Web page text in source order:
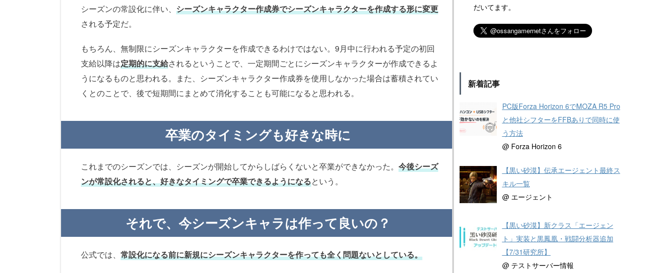
シーズンの常設化に伴い、 シーズンキャラクター作成券でシーズンキャラクターを作成する形に変更
される予定だ。
もちろん、無制限にシーズンキャラクターを作成できるわけではない。9月中に行われる予定の初回
支給以降は定期的に支給されるということで、一定期間ごとにシーズンキャラクターが作成できるよ
うになるものと思われる。また、シーズンキャラクター作成券を使用しなかった場合は蓄積されてい
くとのことで、後で短期間にまとめて消化することも可能になると思われる。
卒業のタイミングも好きな時に
これまでのシーズンでは、シーズンが開始してからしばらくないと卒業ができなかった。 今後シーズ
ンが常設化されると、好きなタイミングで卒業できるようになるという。
それで、今シーズンキャラは作って良いの？
公式では、 常設化になる前に新規にシーズンキャラクターを作っても全く問題ないとしている。
だいてます。
新着記事
PC版Forza Horizon 6でMOZA R5 Pro
と他社シフターをFFBありで同時に使
う方法
@ Forza Horizon 6
【黒い砂漠】伝承エージェント最終ス
キル一覧
@ エージェント
【黒い砂漠】新クラス「エージェン
ト」実装と黒鳳凰・戦闘分析器追加
【7/31研究所】
@ テストサーバー情報